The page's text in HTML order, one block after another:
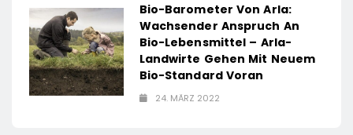
Bio-Barometer Von Arla:
Wachsender Anspruch An
Bio-Lebensmittel – Arla-
Landwirte Gehen Mit Neuem
Bio-Standard Voran
24. MÄRZ 2022